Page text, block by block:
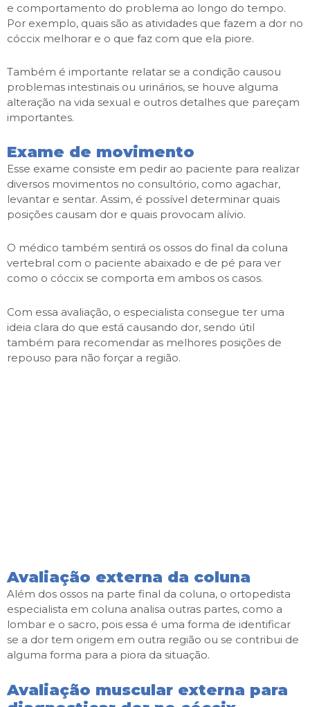
e comportamento do problema ao longo do tempo.
Por exemplo, quais são as atividades que fazem a dor no
cóccix melhorar e o que faz com que ela piore.
Também é importante relatar se a condição causou
problemas intestinais ou urinários, se houve alguma
alteração na vida sexual e outros detalhes que pareçam
importantes.
Exame de movimento
Esse exame consiste em pedir ao paciente para realizar
diversos movimentos no consultório, como agachar,
levantar e sentar. Assim, é possível determinar quais
posições causam dor e quais provocam alívio.
O médico também sentirá os ossos do final da coluna
vertebral com o paciente abaixado e de pé para ver
como o cóccix se comporta em ambos os casos.
Com essa avaliação, o especialista consegue ter uma
ideia clara do que está causando dor, sendo útil
também para recomendar as melhores posições de
repouso para não forçar a região.
Avaliação externa da coluna
Além dos ossos na parte final da coluna, o ortopedista
especialista em coluna analisa outras partes, como a
lombar e o sacro, pois essa é uma forma de identificar
se a dor tem origem em outra região ou se contribui de
alguma forma para a piora da situação.
Avaliação muscular externa para